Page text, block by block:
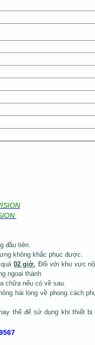
đầu tiên.
không khắc phục được.
02 giờ. Đối với khu vực
ngoại thành
chữa nếu có về sau.
hài lòng về phong cách
thế để sử dụng khi thiết bị